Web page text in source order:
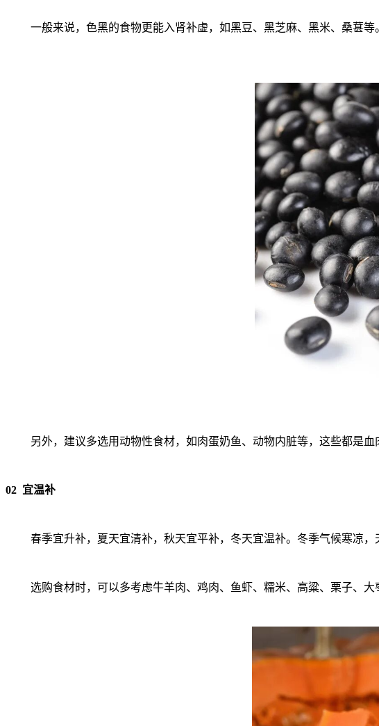
一般来说，色黑的食物更能入肾补虚，如黑豆、黑芝麻、黑米、桑葚
另外，建议多选用动物性食材，如肉蛋奶鱼、动物内脏等，这些都是血
02 宜温补
春季宜升补，夏天宜清补，秋天宜平补，冬天宜温补。冬季气候寒凉
选购食材时，可以多考虑牛羊肉、鸡肉、鱼虾、糯米、高粱、栗子、大